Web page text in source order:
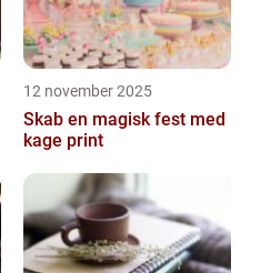
12 november 2025
Skab en magisk fest med
kage print